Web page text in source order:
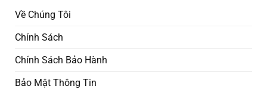
Về Chúng Tôi
Chính Sách
Chính Sách Bảo Hành
Bảo Mật Thông Tin